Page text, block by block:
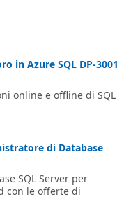
in Azure SQL DP-3001
online e offline di SQL
di Database
SQL Server per
con le offerte di